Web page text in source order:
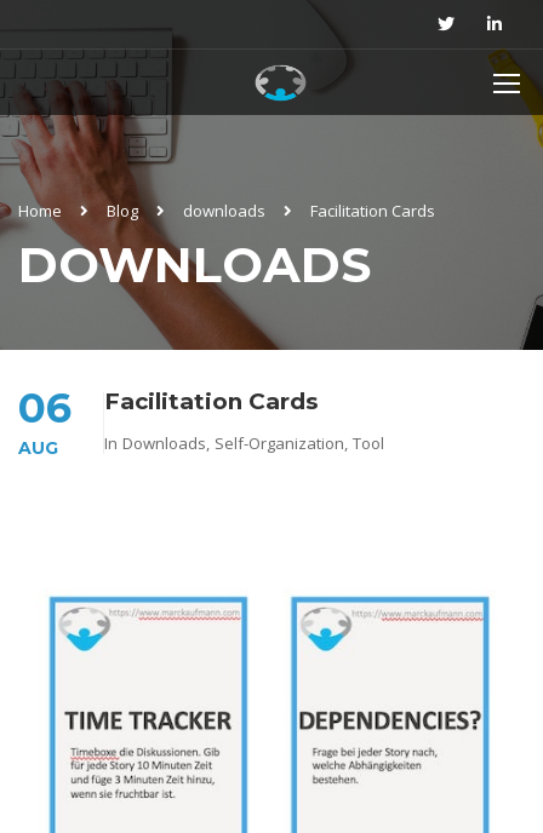
Home Blog downloads Facilitation Cards
DOWNLOADS
06
AUG
Facilitation Cards
In Downloads, Self-Organization, Tool